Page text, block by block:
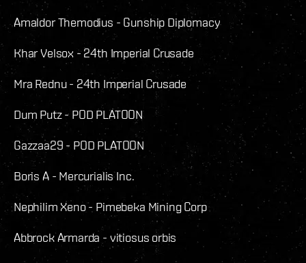
Amaldor Themodius - Gunship Diplomacy
Khar Velsox - 24th Imperial Crusade
Mra Rednu - 24th Imperial Crusade
Dum Putz - POD PLATOON
Gazzaa29 - POD PLATOON
Boris A - Mercurialis Inc.
Nephilim Xeno - Pimebeka Mining Corp
Abbrock Armarda - vitiosus orbis